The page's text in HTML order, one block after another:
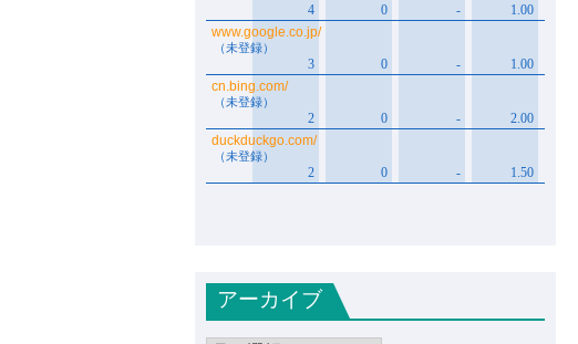
アーカイブ